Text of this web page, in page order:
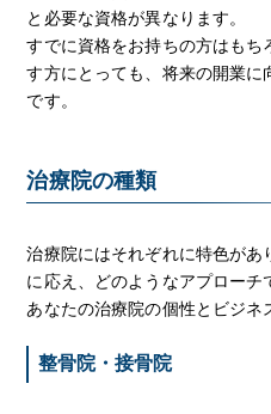
と必要な資格が異なります。
すでに資格をお持ちの方はも
す方にとっても、将来の開業
です。
治療院の種類
治療院にはそれぞれに特色が
に応え、どのようなアプローチ
あなたの治療院の個性とビジネ
整骨院・接骨院